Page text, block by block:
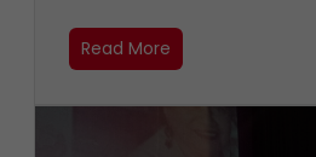
Read More